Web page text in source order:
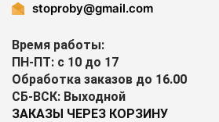
stoproby@gmail.com
Время работы:
ПН-ПТ: с 10 до 17
Обработка заказов до 16.00
СБ-ВСК: Выходной
ЗАКАЗЫ ЧЕРЕЗ КОРЗИНУ